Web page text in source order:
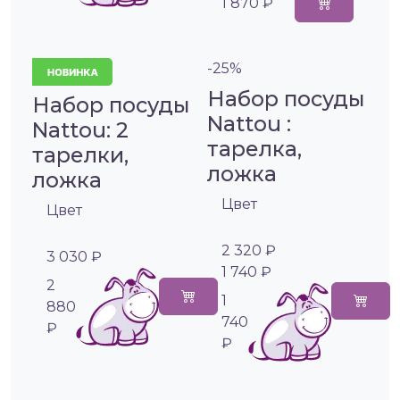
1 870 ₽
Набор посуды
Nattou: 2
тарелки,
ложка
Цвет
3 030 ₽
2
880
₽
-25%
Набор посуды
Nattou :
тарелка,
ложка
Цвет
2 320 ₽
1 740 ₽
1
740
₽